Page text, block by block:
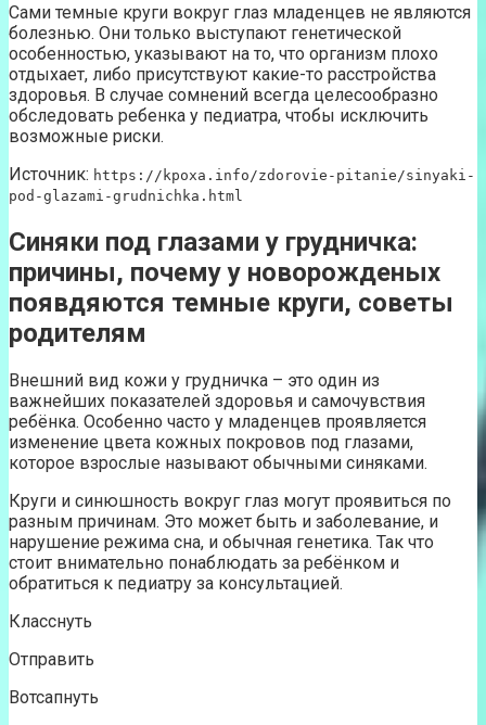
Сами темные круги вокруг глаз младенцев не являются
болезнью. Они только выступают генетической
особенностью, указывают на то, что организм плохо
отдыхает, либо присутствуют какие-то расстройства
здоровья. В случае сомнений всегда целесообразно
обследовать ребенка у педиатра, чтобы исключить
возможные риски.
Источник: https://kpoxa.info/zdorovie-pitanie/sinyaki-
pod-glazami-grudnichka.html
Синяки под глазами у грудничка:
причины, почему у новорожденых
появдяются темные круги, советы
родителям
Внешний вид кожи у грудничка – это один из
важнейших показателей здоровья и самочувствия
ребёнка. Особенно часто у младенцев проявляется
изменение цвета кожных покровов под глазами,
которое взрослые называют обычными синяками.
Круги и синюшность вокруг глаз могут проявиться по
разным причинам. Это может быть и заболевание, и
нарушение режима сна, и обычная генетика. Так что
стоит внимательно понаблюдать за ребёнком и
обратиться к педиатру за консультацией.
Класснуть
Отправить
Вотсапнуть